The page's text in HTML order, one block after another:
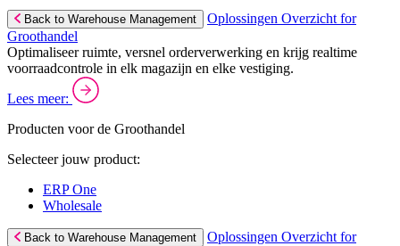
Back to Warehouse Management
Oplossingen Overzicht for
Groothandel
Optimaliseer ruimte, versnel orderverwerking en krijg realtime
voorraadcontrole in elk magazijn en elke vestiging.
Lees meer:
Producten voor de Groothandel
Selecteer jouw product:
ERP One
Wholesale
Back to Warehouse Management
Oplossingen Overzicht for